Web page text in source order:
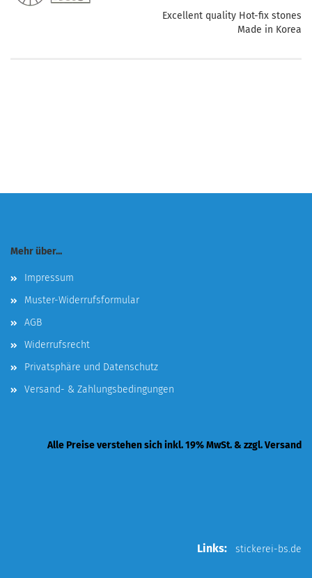
Excellent quality Hot-fix stones
Made in Korea
Mehr über...
Impressum
Muster-Widerrufsformular
AGB
Widerrufsrecht
Privatsphäre und Datenschutz
Versand- & Zahlungsbedingungen
Alle Preise verstehen sich inkl. 19% MwSt. & zzgl. Versand
Links: stickerei-bs.de